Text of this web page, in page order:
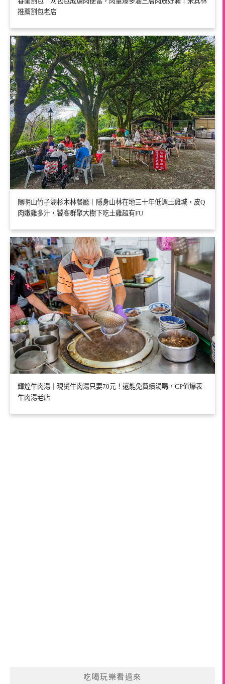
推薦割包老店
陽明山竹子湖杉木林餐廳｜隱身山林在地三十年低調土雞城，皮Q
肉嫩雞多汁，饕客群聚大樹下吃土雞超有FU
輝煌牛肉湯｜現燙牛肉湯只要70元！還能免費續湯喝，CP值爆表
牛肉湯老店
吃喝玩樂看過來